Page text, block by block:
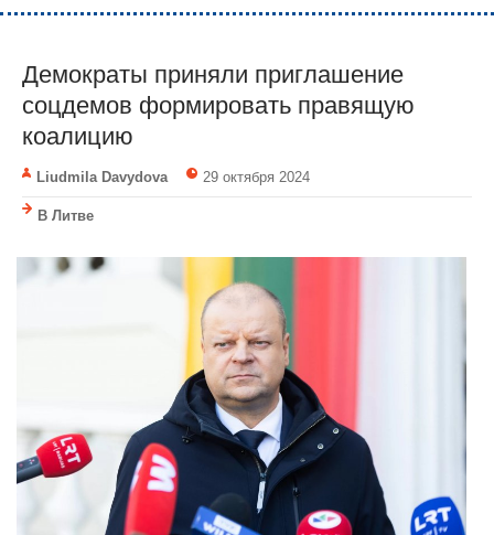
Демократы приняли приглашение
соцдемов формировать правящую
коалицию
Liudmila Davydova 29 октября 2024
В Литве